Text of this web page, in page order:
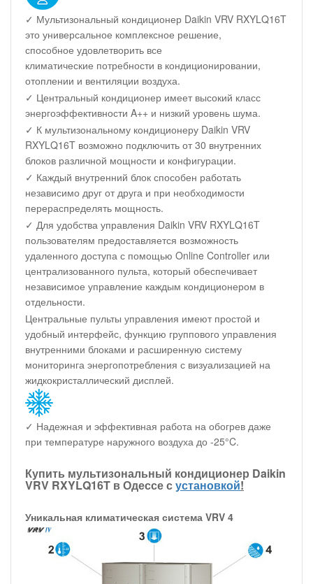
✓ Мультизональный кондиционер Daikin VRV RXYLQ16T
это универсальное комплексное решение,
способное удовлетворить все
климатические потребности в кондиционировании,
отоплении и вентиляции воздуха.
✓ Центральный кондиционер имеет высокий класс
энергоэффективности A++ и низкий уровень шума.
✓ К мультизональному кондиционеру Daikin VRV
RXYLQ16T возможно подключить от 30 внутренних
блоков различной мощности и конфигурации.
✓ Каждый внутренний блок способен работать
независимо друг от друга и при необходимости
перераспределять мощность.
✓ Для удобства управления Daikin VRV RXYLQ16T
пользователям предоставляется возможность
удаленного доступа с помощью Online Controller или
централизованного пульта, который обеспечивает
независимое управление каждым кондиционером в
отдельности.
Центральные пульты управления имеют простой и
удобный интерфейс, функцию группового управления
внутренними блоками и расширенную систему
мониторинга энергопотребления с визуализацией на
жидкокристаллический дисплей.
✓ Надежная и эффективная работа на обогрев даже
при температуре наружного воздуха до -25°C.
Купить мультизональный кондиционер Daikin
VRV RXYLQ16T в Одессе сустановкой!
Уникальная климатическая система VRV 4